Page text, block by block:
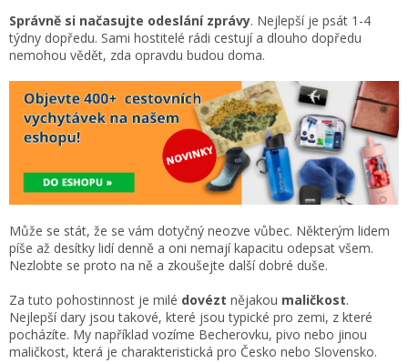
Správně si načasujte odeslání zprávy. Nejlepší je psát 1-4
týdny dopředu. Sami hostitelé rádi cestují a dlouho dopředu
nemohou vědět, zda opravdu budou doma.
Může se stát, že se vám dotyčný neozve vůbec. Některým lidem
píše až desítky lidí denně a oni nemají kapacitu odepsat všem.
Nezlobte se proto na ně a zkoušejte další dobré duše.
Za tuto pohostinnost je milé dovézt nějakou maličkost.
Nejlepší dary jsou takové, které jsou typické pro zemi, z které
pocházíte. My například vozíme Becherovku, pivo nebo jinou
maličkost, která je charakteristická pro Česko nebo Slovensko.